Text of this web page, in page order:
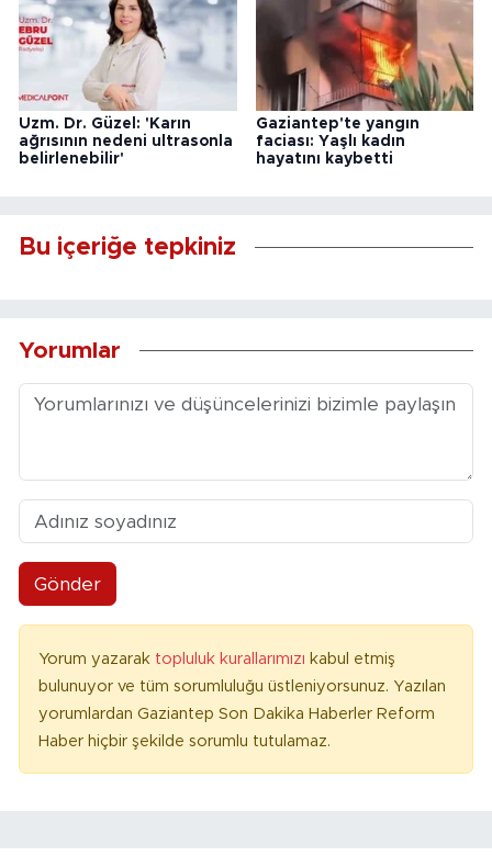
Uzm. Dr. Güzel: 'Karın
ağrısının nedeni ultrasonla
belirlenebilir'
Gaziantep'te yangın
faciası: Yaşlı kadın
hayatını kaybetti
Bu içeriğe tepkiniz
Yorumlar
Gönder
Yorum yazarak topluluk kurallarımızı kabul etmiş
bulunuyor ve tüm sorumluluğu üstleniyorsunuz. Yazılan
yorumlardan Gaziantep Son Dakika Haberler Reform
Haber hiçbir şekilde sorumlu tutulamaz.